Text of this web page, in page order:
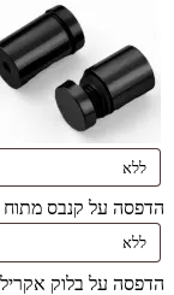
הדפסה על קנבס
הדפסה על בלוק